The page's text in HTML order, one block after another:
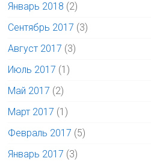
Январь 2018 (2)
Сентябрь 2017 (3)
Август 2017 (3)
Июль 2017 (1)
Май 2017 (2)
Март 2017 (1)
Февраль 2017 (5)
Январь 2017 (3)